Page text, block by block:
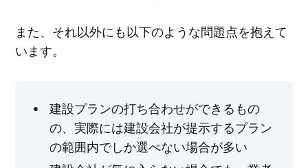
また、それ以外にも以下のような問題点を抱えて
います。
建設プランの打ち合わせができるもの
の、実際には建設会社が提示するプラン
の範囲内でしか選べない場合が多い